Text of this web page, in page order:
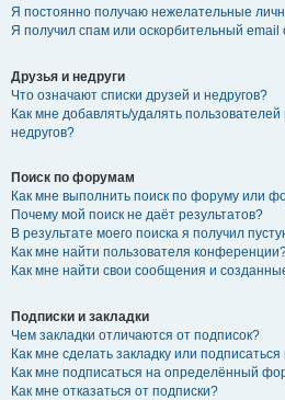
Я постоянно получаю нежелательные
Я получил спам или оскорбительный email
Друзья и недруги
Что означают списки друзей и недругов?
Как мне добавлять/удалять пользователей
недругов?
Поиск по форумам
Как мне выполнить поиск по форуму или
Почему мой поиск не даёт результатов?
В результате моего поиска я получил
Как мне найти пользователя
Как мне найти свои сообщения и
Подписки и закладки
Чем закладки отличаются от подписок?
Как мне сделать закладку или
Как мне подписаться на определённый
Как мне отказаться от подписки?